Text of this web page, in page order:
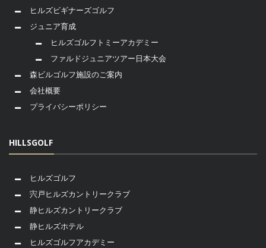
ヒルズビギナーズゴルフ
ジュニア育成
ヒルズゴルフトミーアカデミー
ファルドジュニアツアー日本大会
森ビルゴルフ施設のご案内
会社概要
プライバシーポリシー
HILLSGOLF
ヒルズゴルフ
宍戸ヒルズカントリークラブ
静ヒルズカントリークラブ
静ヒルズホテル
ヒルズゴルフアカデミー